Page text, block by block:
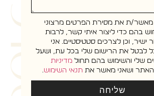
מאשר/ת את מסירת הפרטים מרצוני
בהם כדי ליצור איתי קשר, לרבות
ישיר, וכן לצרכים סטטיסטיים. אני
לבטל את הרישום שלי בכל עת, ושעל
שלי והשימוש בהם תחולמדיניות
ושאני מאשר אתתנאי השימוש.
שליחה